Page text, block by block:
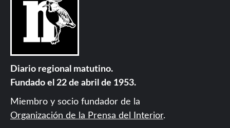
Diario regional matutino.
Fundado el 22 de abril de 1953.
Miembro y socio fundador de la
Organización de la Prensa del Interior.